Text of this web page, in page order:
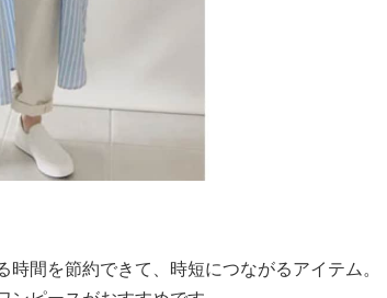
間を節約できて、時短につながるアイテム。